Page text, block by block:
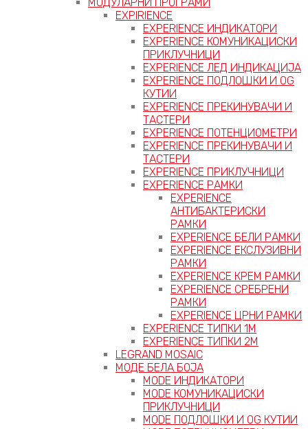
EXPIRIENCE
EXPERIENCE ИНДИКАТОРИ
EXPERIENCE КОМУНИКАЦИСКИ
ПРИКЛУЧНИЦИ
EXPERIENCE ЛЕД ИНДИКАЦИЈА
EXPERIENCE ПОДЛОШКИ И OG
КУТИИ
EXPERIENCE ПРЕКИНУВАЧИ И
ТАСТЕРИ
EXPERIENCE ПОТЕНЦИОМЕТРИ
EXPERIENCE ПРЕКИНУВАЧИ И
ТАСТЕРИ
EXPERIENCE ПРИКЛУЧНИЦИ
EXPERIENCE РАМКИ
EXPERIENCE
АНТИБАКТЕРИСКИ
РАМКИ
EXPERIENCE БЕЛИ РАМКИ
EXPERIENCE ЕКСЛУЗИВНИ
РАМКИ
EXPERIENCE КРЕМ РАМКИ
EXPERIENCE СРЕБРЕНИ
РАМКИ
EXPERIENCE ЦРНИ РАМКИ
EXPERIENCE ТИПКИ 1M
EXPERIENCE ТИПКИ 2М
LEGRAND MOSAIC
МОДЕ БЕЛА БОЈА
MODE ИНДИКАТОРИ
MODE КОМУНИКАЦИСКИ
ПРИКЛУЧНИЦИ
MODE ПОДЛОШКИ И OG КУТИИ